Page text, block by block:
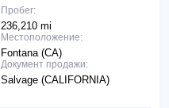
Пробег:
236,210 mi
Местоположение:
Fontana (CA)
Документ продажи:
Salvage (CALIFORNIA)